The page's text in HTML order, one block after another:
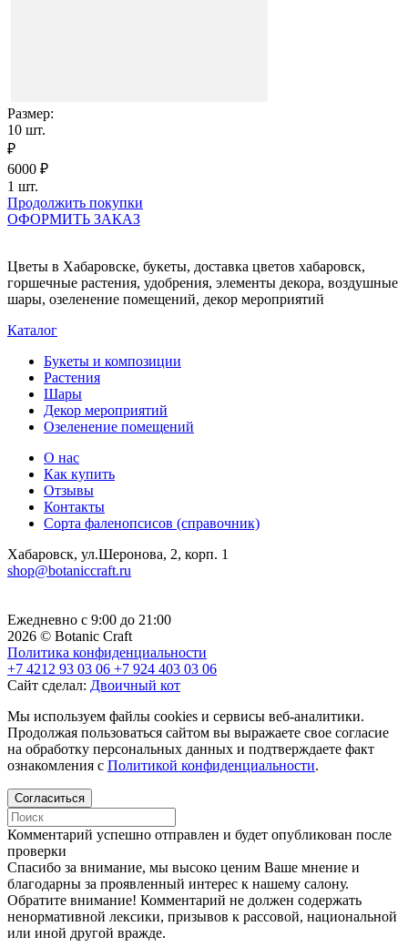
Размер:
10 шт.
₽
6000 ₽
1 шт.
Продолжить покупки
ОФОРМИТЬ ЗАКАЗ
Цветы в Хабаровске, букеты, доставка цветов хабаровск,
горшечные растения, удобрения, элементы декора, воздушные
шары, озеленение помещений, декор мероприятий
Каталог
Букеты и композиции
Растения
Шары
Декор мероприятий
Озеленение помещений
О нас
Как купить
Отзывы
Контакты
Сорта фаленопсисов (справочник)
Хабаровск, ул.Шеронова, 2, корп. 1
shop@botaniccraft.ru
Ежедневно с 9:00 до 21:00
2026 © Botanic Craft
Политика конфиденциальности
+7 4212 93 03 06 +7 924 403 03 06
Сайт сделал: Двоичный кот
Мы используем файлы cookies и сервисы веб-аналитики.
Продолжая пользоваться сайтом вы выражаете свое согласие
на обработку персональных данных и подтверждаете факт
ознакомления с Политикой конфиденциальности.
Согласиться
Комментарий успешно отправлен и будет опубликован после
проверки
Cпасибо за внимание, мы высоко ценим Ваше мнение и
благодарны за проявленный интерес к нашему салону.
Обратите внимание! Комментарий не должен содержать
ненормативной лексики, призывов к рассовой, национальной
или иной другой вражде.